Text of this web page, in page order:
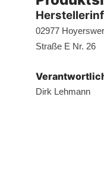
02977
Straße E Nr. 26
Dirk Lehmann